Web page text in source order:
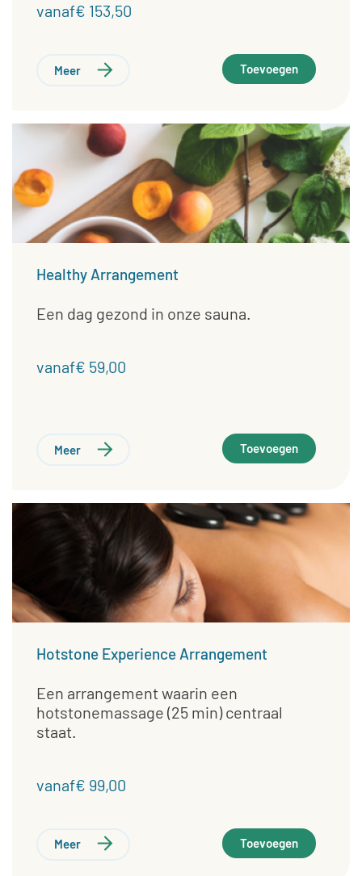
vanaf€ 153,50
Meer Toevoegen
Healthy Arrangement
Een dag gezond in onze sauna.
vanaf€ 59,00
Meer Toevoegen
Hotstone Experience Arrangement
Een arrangement waarin een
hotstonemassage (25 min) centraal
staat.
vanaf€ 99,00
Meer Toevoegen